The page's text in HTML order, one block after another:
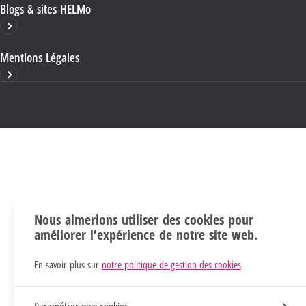
Blogs & sites HELMo
Mentions Légales
Nous aimerions utiliser des cookies pour
améliorer l’expérience de notre site web.
En savoir plus sur notre politique de gestion des cookies